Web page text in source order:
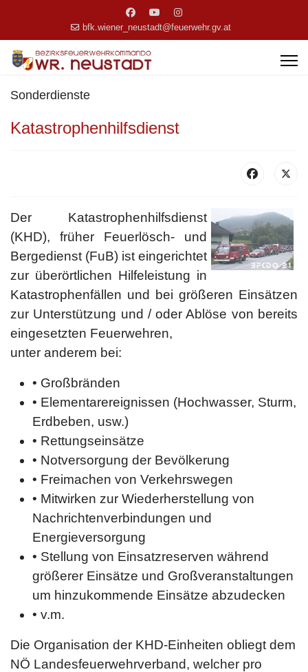
bfk.wiener_neustadt@feuerwehr.gv.at
Sonderdienste
Katastrophenhilfsdienst
Der Katastrophenhilfsdienst
(KHD), früher Feuerlösch- und
Bergedienst (FuB) ist eingerichtet
zur überörtlichen Hilfeleistung in
Katastrophenfällen und bei größeren Einsätzen
zur Unterstützung und / oder Ablöse von bereits
eingesetzten Feuerwehren,
unter anderem bei:
• Großbränden
• Elementarereignissen (Hochwasser, Sturm,
Erdbeben, usw.)
• Rettungseinsätze
• Notversorgung der Bevölkerung
• Freimachen von Verkehrswegen
• Mitwirken zur Wiederherstellung von
Nachrichtenverbindungen und
Energieversorgung
• Stellung von Einsatzreserven während
größerer Einsätze und Großveranstaltungen
um hinzukommende Einsätze abzudecken
• v.m.
Die Organisation der KHD-Einheiten obliegt dem
NÖ Landesfeuerwehrverband, welcher pro